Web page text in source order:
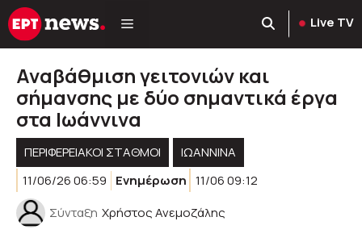
Μετάβαση
σε
Live TV
Αναβάθμιση γειτονιών και
σήμανσης με δύο σημαντικά έργα
στα Ιωάννινα
ΠΕΡΙΦΕΡΕΙΑΚΟΊ ΣΤΑΘΜΟΊ
ΙΩΑΝΝΙΝΑ
11/06/26 06:59
Ενημέρωση 11/06 09:12
Σύνταξη Χρήστος Ανεμοζάλης